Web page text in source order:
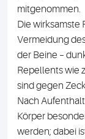
mitgenommen.
Die wirksamste
Vermeidung
der Beine –
Repellents wie
sind gegen
Nach
Körper
werden; dabei